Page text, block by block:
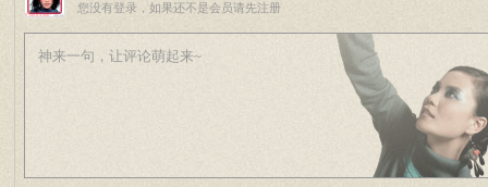
您没有登录，如果还不是会员请先注册